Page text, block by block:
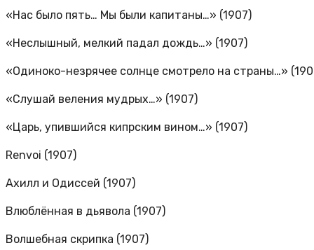
«Нас было пять… Мы были капитаны…» (1907)
«Неслышный, мелкий падал дождь…» (1907)
«Одиноко-незрячее солнце смотрело на страны…»
«Слушай веления мудрых…» (1907)
«Царь, упившийся кипрским вином…» (1907)
Renvoi (1907)
Ахилл и Одиссей (1907)
Влюблённая в дьявола (1907)
Волшебная скрипка (1907)